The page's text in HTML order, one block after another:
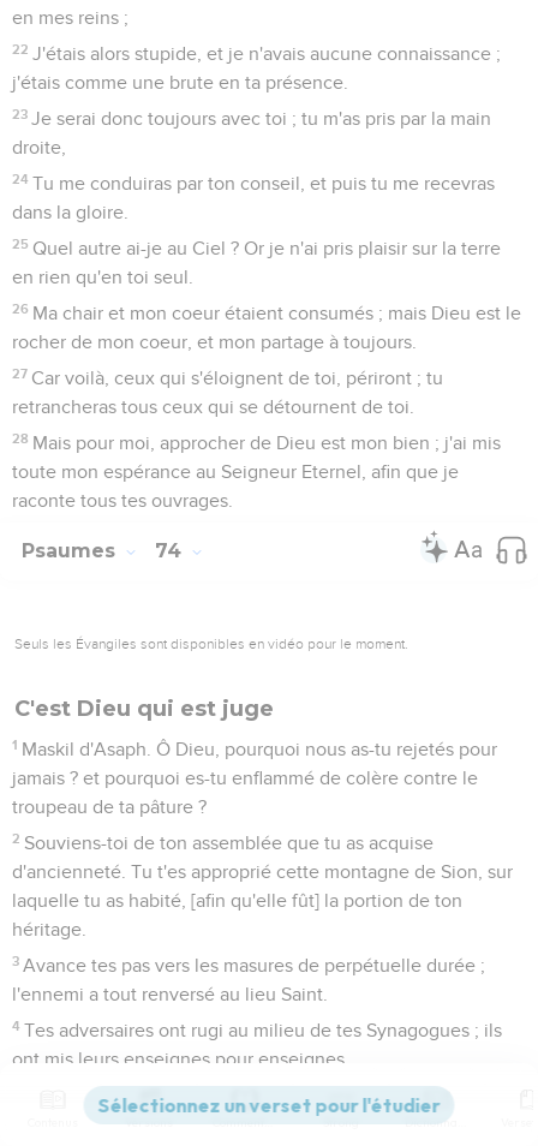
en mes reins ;
22 J'étais alors stupide, et je n'avais aucune connaissance ;
j'étais comme une brute en ta présence.
23 Je serai donc toujours avec toi ; tu m'as pris par la main
droite,
24 Tu me conduiras par ton conseil, et puis tu me recevras
dans la gloire.
25 Quel autre ai-je au Ciel ? Or je n'ai pris plaisir sur la terre
en rien qu'en toi seul.
26 Ma chair et mon coeur étaient consumés ; mais Dieu est le
rocher de mon coeur, et mon partage à toujours.
27 Car voilà, ceux qui s'éloignent de toi, périront ; tu
retrancheras tous ceux qui se détournent de toi.
28 Mais pour moi, approcher de Dieu est mon bien ; j'ai mis
toute mon espérance au Seigneur Eternel, afin que je
raconte tous tes ouvrages.
Psaumes 74
Seuls les Évangiles sont disponibles en vidéo pour le moment.
C'est Dieu qui est juge
1 Maskil d'Asaph. Ô Dieu, pourquoi nous as-tu rejetés pour
jamais ? et pourquoi es-tu enflammé de colère contre le
troupeau de ta pâture ?
2 Souviens-toi de ton assemblée que tu as acquise
d'ancienneté. Tu t'es approprié cette montagne de Sion, sur
laquelle tu as habité, [afin qu'elle fût] la portion de ton
héritage.
3 Avance tes pas vers les masures de perpétuelle durée ;
l'ennemi a tout renversé au lieu Saint.
4 Tes adversaires ont rugi au milieu de tes Synagogues ; ils
ont mis leurs enseignes pour enseignes.
Là chacun se faisait voir élevant en haut les haches à
travers le bois entrelacé.
Versions Commentaires Strong